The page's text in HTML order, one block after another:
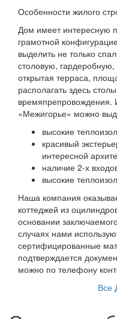
Особенности жилого
Дом имеет интересную
грамотной
выделить не только
столовую,
открытая терраса,
располагать здесь
времяпрепровождения.
«Межигорье» можно
высокие
красивый
интересной
наличие 2-х
высокие
Наша компания
коттеджей из
основании
случаях нами
сертифицированные
подтверждается
можно по телефону
Все